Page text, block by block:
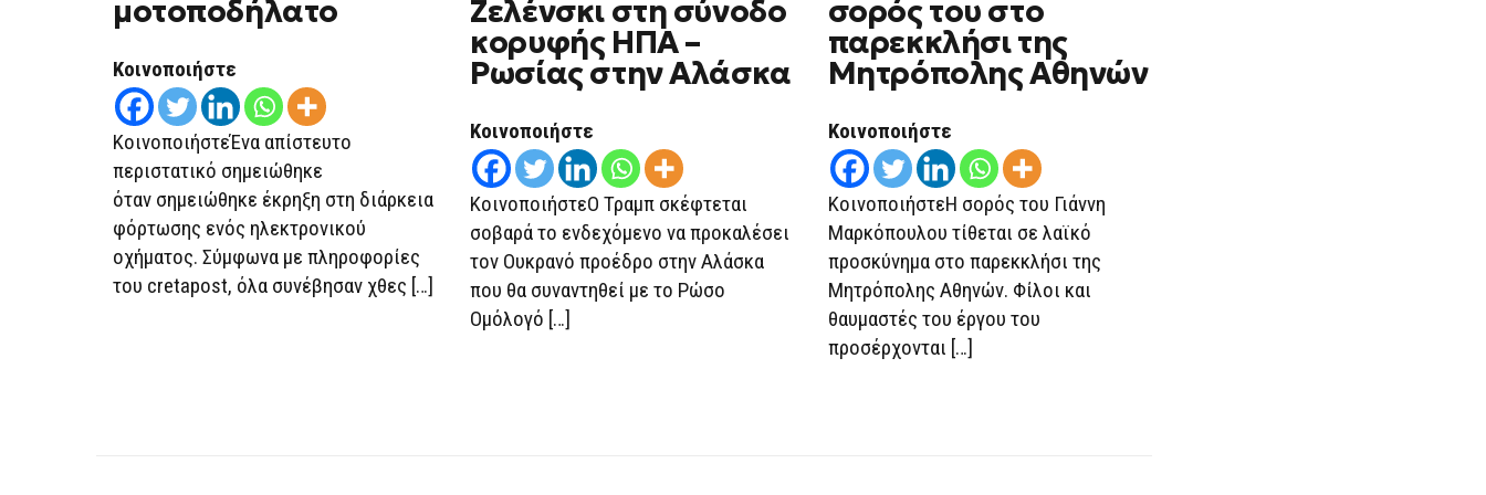
μοτοποδήλατο
Κοινοποιήστε
ΚοινοποιήστεΈνα απίστευτο
περιστατικό σημειώθηκε
όταν σημειώθηκε έκρηξη στη διάρκεια
φόρτωσης ενός ηλεκτρονικού
οχήματος. Σύμφωνα με πληροφορίες
του cretapost, όλα συνέβησαν χθες […]
ΠΡΟΚΑΛΈΣΕΙ
ΣΤΗ
ΣΎΝΟΔΟ
Ζελένσκι στη σύνοδο
κορυφής ΗΠΑ –
Ρωσίας στην Αλάσκα
Κοινοποιήστε
ΚοινοποιήστεΟ Τραμπ σκέφτεται
σοβαρά το ενδεχόμενο να προκαλέσει
τον Ουκρανό προέδρο στην Αλάσκα
που θα συναντηθεί με το Ρώσο
Ομόλογό […]
σορός του στο
παρεκκλήσι της
Μητρόπολης Αθηνών
Κοινοποιήστε
ΚοινοποιήστεΗ σορός του Γιάννη
Μαρκόπουλου τίθεται σε λαϊκό
προσκύνημα στο παρεκκλήσι της
Μητρόπολης Αθηνών. Φίλοι και
θαυμαστές του έργου του
προσέρχονται […]